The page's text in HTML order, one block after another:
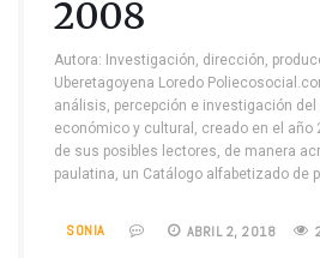
2008
Autora: Investigación, dirección,
Uberetagoyena Loredo
análisis, percepción e investigación
económico y cultural, creado en el año
de sus posibles lectores, de manera
paulatina, un Catálogo alfabetizado de
SONIA ABRIL 2, 2018